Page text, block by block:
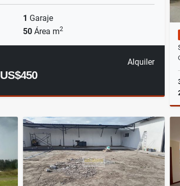
1 Garaje
50 Área m2
Alquiler
US$450